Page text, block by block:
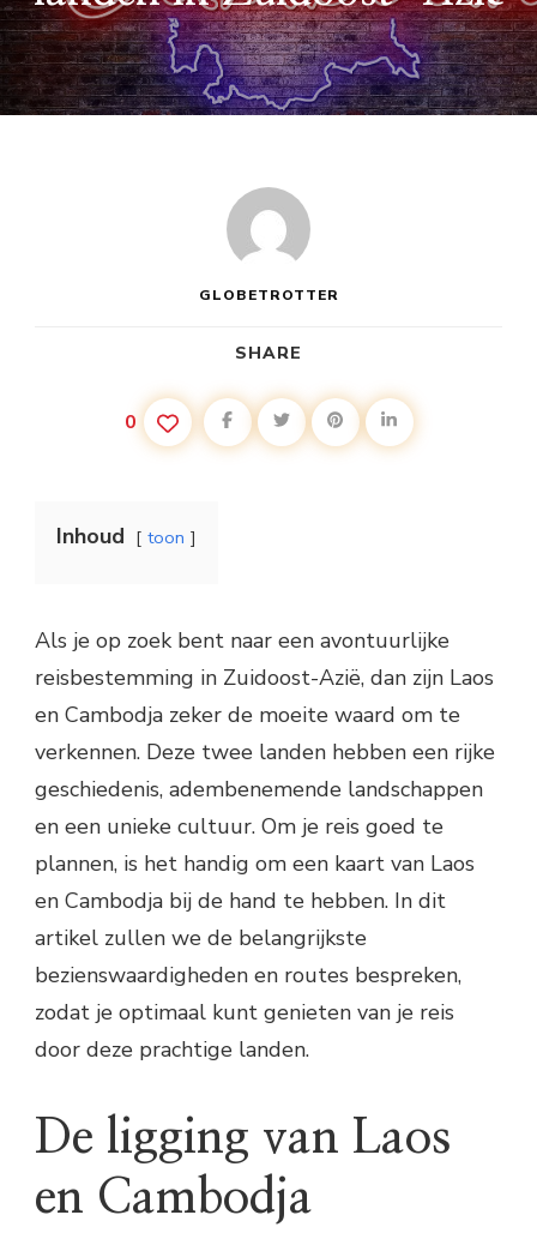
GLOBETROTTER
SHARE
0
Inhoud toon
Als je op zoek bent naar een avontuurlijke
reisbestemming in Zuidoost-Azië, dan zijn Laos
en Cambodja zeker de moeite waard om te
verkennen. Deze twee landen hebben een rijke
geschiedenis, adembenemende landschappen
en een unieke cultuur. Om je reis goed te
plannen, is het handig om een kaart van Laos
en Cambodja bij de hand te hebben. In dit
artikel zullen we de belangrijkste
bezienswaardigheden en routes bespreken,
zodat je optimaal kunt genieten van je reis
door deze prachtige landen.
De ligging van Laos
en Cambodja